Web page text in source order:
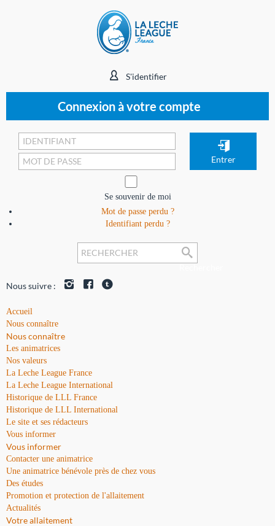
S'identifier
Connexion à votre compte
Se souvenir de moi
Mot de passe perdu ?
Identifiant perdu ?
Nous suivre :
Accueil
Nous connaître
Nous connaître
Les animatrices
Nos valeurs
La Leche League France
La Leche League International
Historique de LLL France
Historique de LLL International
Le site et ses rédacteurs
Vous informer
Vous informer
Contacter une animatrice
Une animatrice bénévole près de chez vous
Des études
Promotion et protection de l'allaitement
Actualités
Votre allaitement